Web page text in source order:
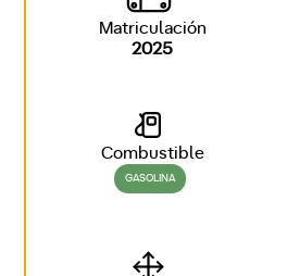
Matriculación
2025
Combustible
GASOLINA